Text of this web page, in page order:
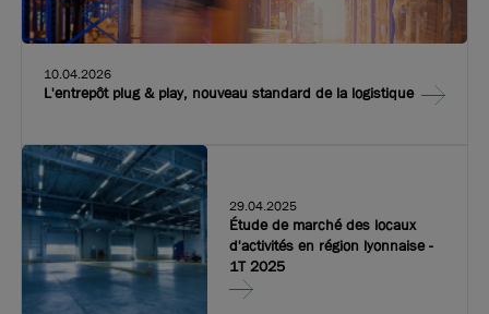
10.04.2026
L'entrepôt plug & play, nouveau standard de la logistique
29.04.2025
Étude de marché des locaux
d'activités en région lyonnaise -
1T 2025